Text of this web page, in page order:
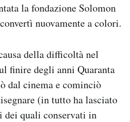
la fondazione Solomon
nuovamente a colori.
della difficoltà nel
finire degli anni Quaranta
dal cinema e cominciò
(in tutto ha lasciato
quali conservati in